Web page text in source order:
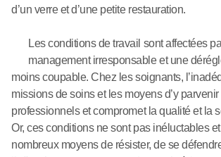
d’un verre et d’une petite restauration.
Les conditions de travail sont affectées
management irresponsable et une
moins coupable. Chez les soignants,
missions de soins et les moyens d’y
professionnels et compromet la qualité et la
Or, ces conditions ne sont pas inéluctables
nombreux moyens de résister, de se